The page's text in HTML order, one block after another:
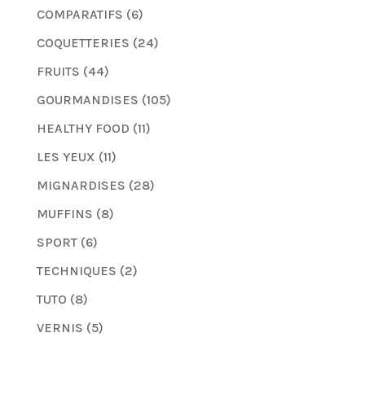
COMPARATIFS (6)
COQUETTERIES (24)
FRUITS (44)
GOURMANDISES (105)
HEALTHY FOOD (11)
LES YEUX (11)
MIGNARDISES (28)
MUFFINS (8)
SPORT(6)
TECHNIQUES (2)
TUTO (8)
VERNIS (5)